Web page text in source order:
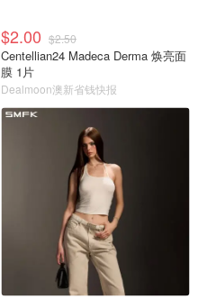
$2.00 $2.50
Centellian24 Madeca Derma 焕亮面
膜 1片
Dealmoon澳新省钱快报